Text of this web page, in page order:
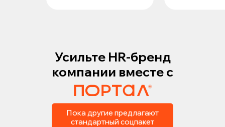
Пока другие предлагают
стандартный соцпакет
Усильте HR-бренд
компании вместе с